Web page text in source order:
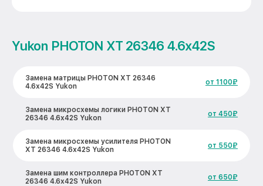
Yukon PHOTON XT 26346 4.6x42S
Замена матрицы PHOTON XT 26346
4.6x42S Yukon
от 1100₽
Замена микросхемы логики PHOTON XT
26346 4.6x42S Yukon
от 450₽
Замена микросхемы усилителя PHOTON
XT 26346 4.6x42S Yukon
от 550₽
Замена шим контроллера PHOTON XT
26346 4.6x42S Yukon
от 650₽